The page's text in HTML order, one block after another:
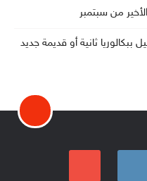
من سبتمبر
ببكالوريا ثانية أو قديمة جديد